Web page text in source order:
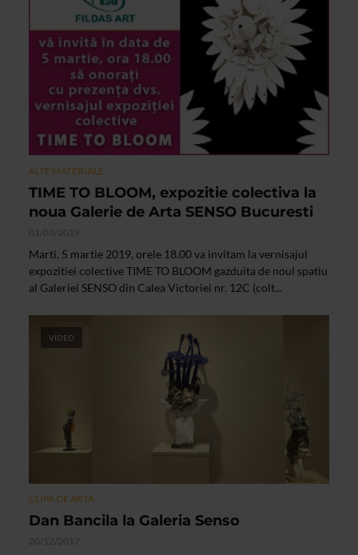
ALTE MATERIALE
TIME TO BLOOM, expozitie colectiva la
noua Galerie de Arta SENSO Bucuresti
01/03/2019
Marti, 5 martie 2019, orele 18.00 va invitam la vernisajul
expozitiei colective TIME TO BLOOM gazduita de noul spatiu
al Galeriei SENSO din Calea Victoriei nr. 12C (colt...
VIDEO
CLIPA DE ARTA
Dan Bancila la Galeria Senso
20/12/2017